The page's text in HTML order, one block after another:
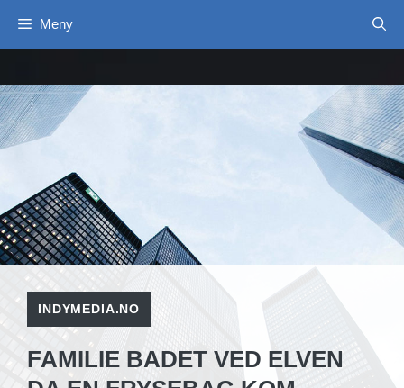
Meny
INDYMEDIA.NO
FAMILIE BADET VED ELVEN